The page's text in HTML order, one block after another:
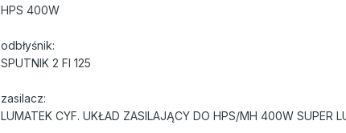
HPS 400W
odbłyśnik:
SPUTNIK 2 FI 125
zasilacz:
LUMATEK CYF. UKŁAD ZASILAJĄCY DO HPS/MH 400W SUPER